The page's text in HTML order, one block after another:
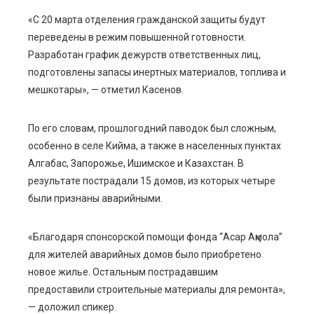
«С 20 марта отделения гражданской защиты будут
переведены в режим повышенной готовности.
Разработан график дежурств ответственных лиц,
подготовлены запасы инертных материалов, топлива и
мешкотары», — отметил Касенов.
По его словам, прошлогодний паводок был сложным,
особенно в селе Кийма, а также в населенных пунктах
Алгабас, Запорожье, Ишимское и Казахстан. В
результате пострадали 15 домов, из которых четыре
были признаны аварийными.
«Благодаря спонсорской помощи фонда “Асар Ақмола”
для жителей аварийных домов было приобретено
новое жилье. Остальным пострадавшим
предоставили строительные материалы для ремонта»,
— доложил спикер.